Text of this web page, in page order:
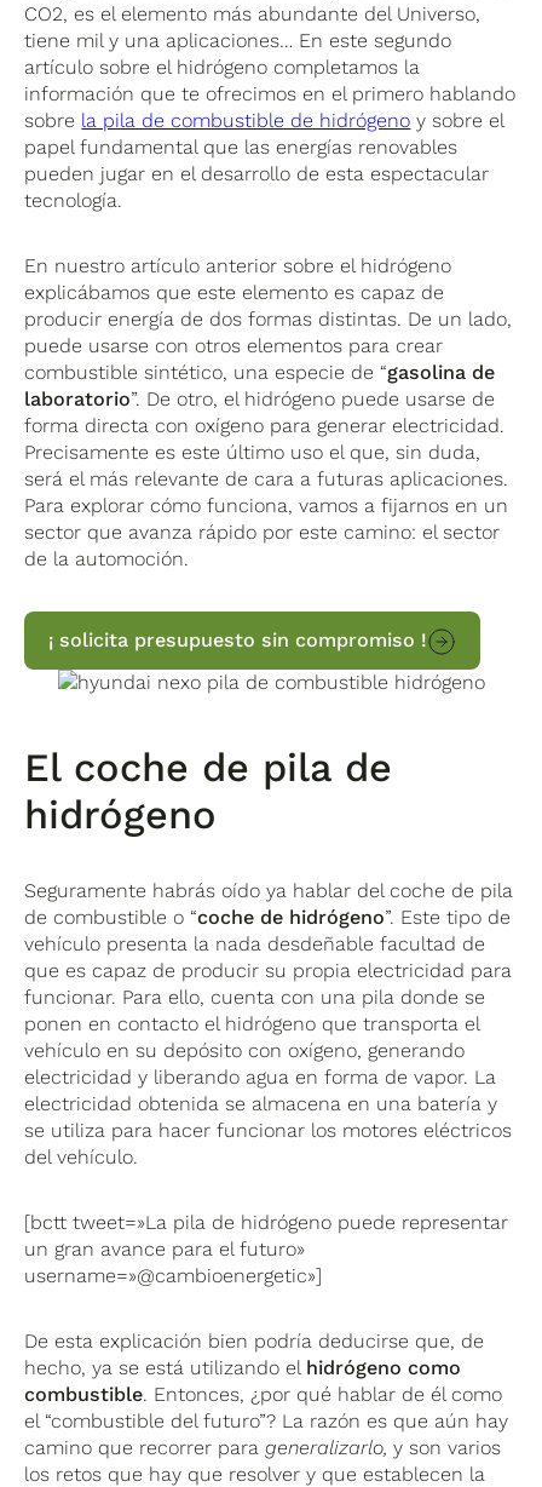
CO2, es el elemento más abundante del Universo,
tiene mil y una aplicaciones… En este segundo
artículo sobre el hidrógeno completamos la
información que te ofrecimos en el primero hablando
sobre la pila de combustible de hidrógeno y sobre el
papel fundamental que las energías renovables
pueden jugar en el desarrollo de esta espectacular
tecnología.
En nuestro artículo anterior sobre el hidrógeno
explicábamos que este elemento es capaz de
producir energía de dos formas distintas. De un lado,
puede usarse con otros elementos para crear
combustible sintético, una especie de “gasolina de
laboratorio”. De otro, el hidrógeno puede usarse de
forma directa con oxígeno para generar electricidad.
Precisamente es este último uso el que, sin duda,
será el más relevante de cara a futuras aplicaciones.
Para explorar cómo funciona, vamos a fijarnos en un
sector que avanza rápido por este camino: el sector
de la automoción.
¡ solicita presupuesto sin compromiso !
El coche de pila de
hidrógeno
Seguramente habrás oído ya hablar del coche de pila
de combustible o “coche de hidrógeno”. Este tipo de
vehículo presenta la nada desdeñable facultad de
que es capaz de producir su propia electricidad para
funcionar. Para ello, cuenta con una pila donde se
ponen en contacto el hidrógeno que transporta el
vehículo en su depósito con oxígeno, generando
electricidad y liberando agua en forma de vapor. La
electricidad obtenida se almacena en una batería y
se utiliza para hacer funcionar los motores eléctricos
del vehículo.
[bctt tweet=»La pila de hidrógeno puede representar
un gran avance para el futuro»
username=»@cambioenergetic»]
De esta explicación bien podría deducirse que, de
hecho, ya se está utilizando el hidrógeno como
combustible. Entonces, ¿por qué hablar de él como
el “combustible del futuro”? La razón es que aún hay
camino que recorrer parageneralizarlo, y son varios
los retos que hay que resolver y que establecen la